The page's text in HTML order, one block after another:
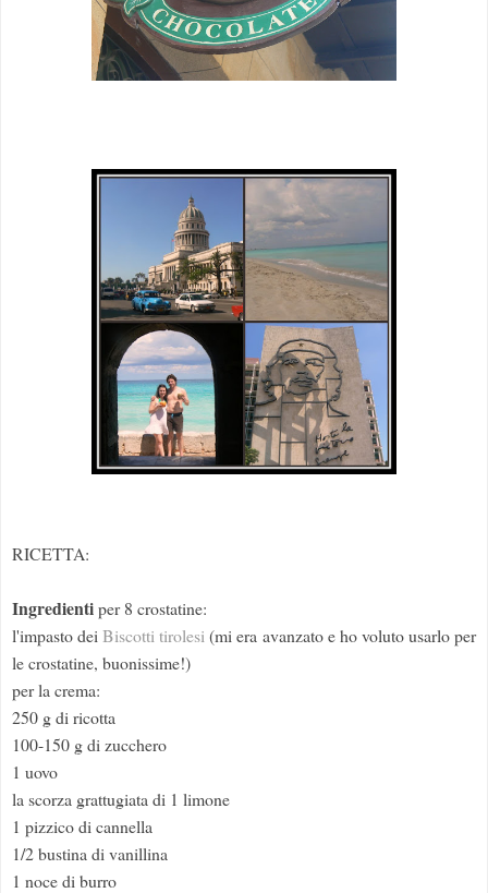
RICETTA:
Ingredientiper 8 crostatine:
l'impasto deiBiscotti tirolesi (mi era avanzato e ho voluto usarlo per
le crostatine, buonissime!)
per la crema:
250 g di ricotta
100-150 g di zucchero
1 uovo
la scorza grattugiata di 1 limone
1 pizzico di cannella
1/2 bustina di vanillina
1 noce di burro